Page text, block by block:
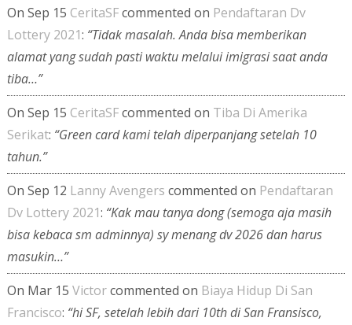
On Sep 15 CeritaSFcommented on Pendaftaran Dv
Lottery 2021: “Tidak masalah. Anda bisa memberikan
alamat yang sudah pasti waktu melalui imigrasi saat anda
tiba…”
On Sep 15 CeritaSFcommented on Tiba Di Amerika
Serikat: “Green card kami telah diperpanjang setelah 10
tahun.”
On Sep 12 Lanny Avengers commented on Pendaftaran
Dv Lottery 2021: “Kak mau tanya dong (semoga aja masih
bisa kebaca sm adminnya) sy menang dv 2026 dan harus
masukin…”
On Mar 15 Victorcommented on Biaya Hidup Di San
Francisco: “hi SF, setelah lebih dari 10th di San Fransisco,